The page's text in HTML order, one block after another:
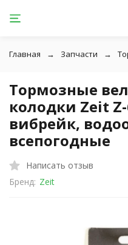
Главная Запчасти
Тормозные
колодки Zeit
вибрейк,
всепогодные
Написать отзыв
Бренд: Zeit